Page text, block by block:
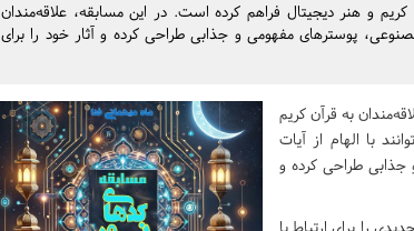
و هنر دیجیتال فراهم کرده است. در این مسابقه، علاقه‌مندان
پوسترهای مفهومی و جذابی طراحی کرده و آثار خود را برای
به قرآن کریم
با الهام از آیات
طراحی کرده و